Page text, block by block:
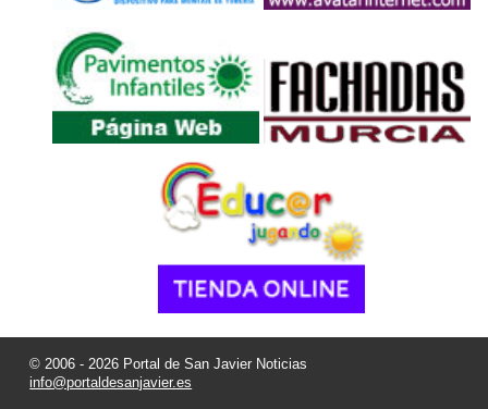
© 2006 - 2026 Portal de San Javier Noticias
info@portaldesanjavier.es